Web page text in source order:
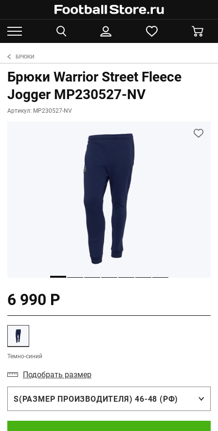
БРЮКИ
Брюки Warrior Street Fleece
Jogger MP230527-NV
Артикул: MP230527-NV
6 990 Р
Темно-синий
Подобрать размер
S(РАЗМЕР ПРОИЗВОДИТЕЛЯ) 46-48 (РФ)